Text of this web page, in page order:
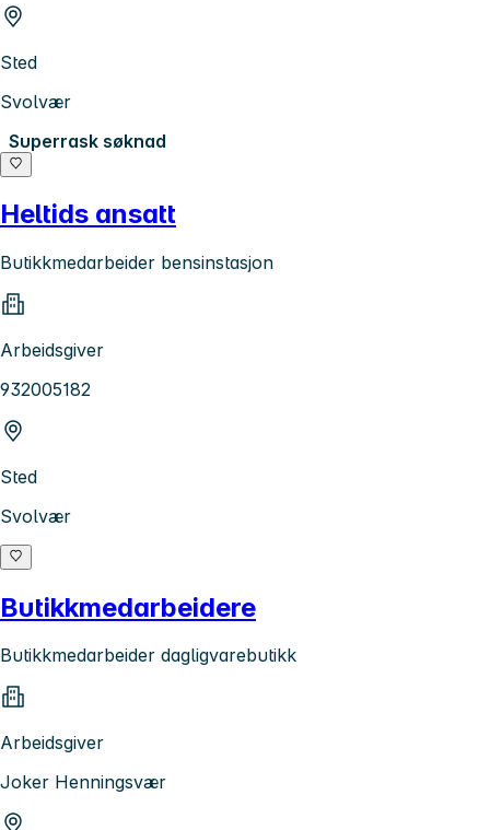
Sted
Svolvær
Superrask søknad
Heltids ansatt
Butikkmedarbeider bensinstasjon
Arbeidsgiver
932005182
Sted
Svolvær
Butikkmedarbeidere
Butikkmedarbeider dagligvarebutikk
Arbeidsgiver
Joker Henningsvær